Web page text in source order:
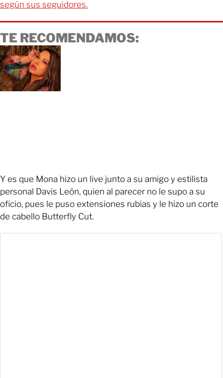
según sus seguidores.
TE RECOMENDAMOS:
Y es que Mona hizo un live junto a su amigo y estilista
personal Davis León, quien al parecer no le supo a su
oficio, pues le puso extensiones rubias y le hizo un corte
de cabello Butterfly Cut.